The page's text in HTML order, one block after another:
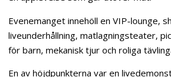
Evenemanget innehöll en VIP-lounge,
liveunderhållning, matlagningsteater,
för barn, mekanisk tjur och roliga
En av höjdpunkterna var en